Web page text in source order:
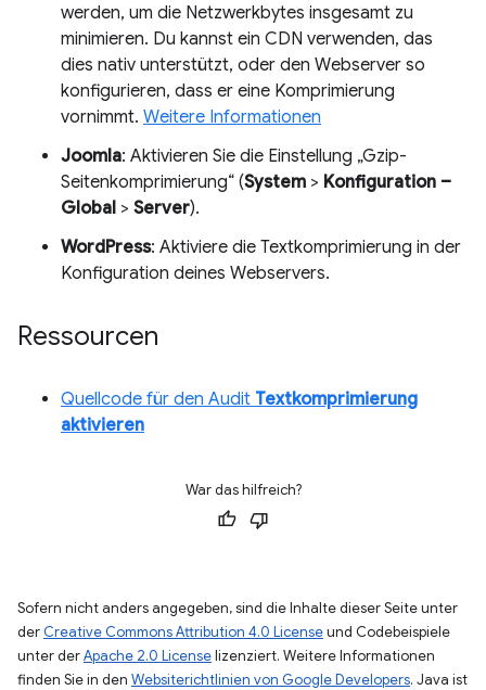
werden, um die Netzwerkbytes insgesamt zu
minimieren. Du kannst ein CDN verwenden, das
dies nativ unterstützt, oder den Webserver so
konfigurieren, dass er eine Komprimierung
vornimmt. Weitere Informationen
Joomla: Aktivieren Sie die Einstellung „Gzip-
Seitenkomprimierung“ (System > Konfiguration –
Global > Server).
WordPress: Aktiviere die Textkomprimierung in der
Konfiguration deines Webservers.
Ressourcen
Quellcode für den Audit Textkomprimierung
aktivieren
War das hilfreich?
Sofern nicht anders angegeben, sind die Inhalte dieser Seite unter
der Creative Commons Attribution 4.0 Licenseund Codebeispiele
unter derApache 2.0 Licenselizenziert. Weitere Informationen
finden Sie in den Websiterichtlinien von Google Developers. Java ist